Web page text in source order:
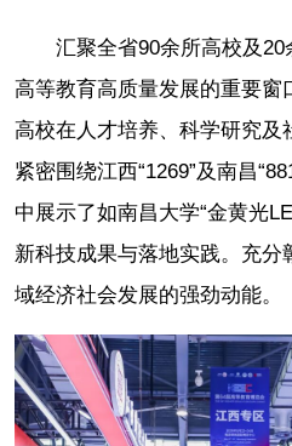
汇聚全省90余所高校及
高等教育高质量发展的重要窗
高校在人才培养、科学研究及
紧密围绕江西“1269”及南昌
中展示了如南昌大学“金黄光
新科技成果与落地实践。充分
域经济社会发展的强劲动能。